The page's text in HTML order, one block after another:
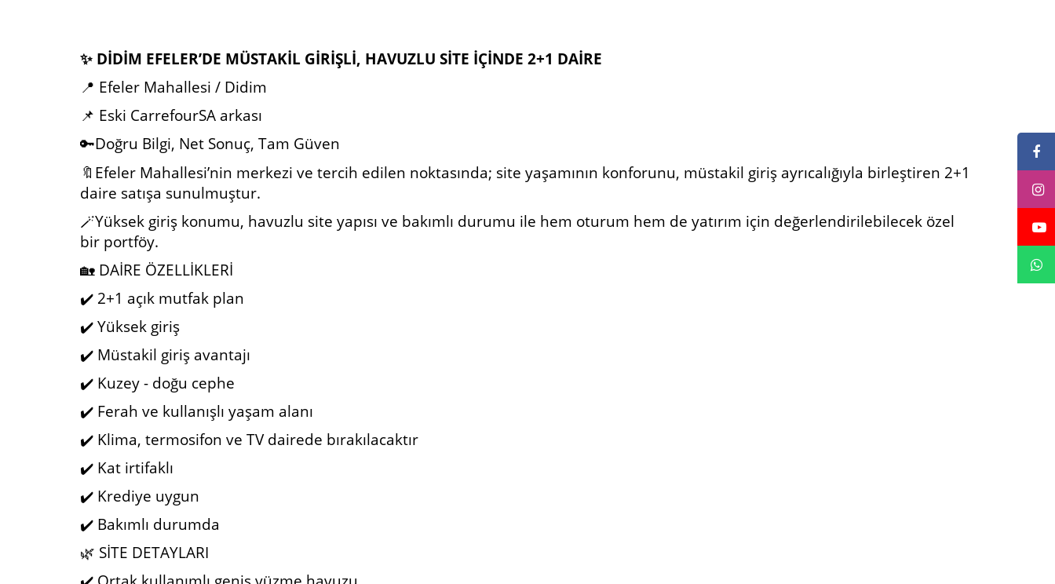
✨ DİDİM EFELER’DE MÜSTAKİL GİRİŞLİ, HAVUZLU SİTE İÇİNDE 2+1 DAİRE
📍 Efeler Mahallesi / Didim
📌 Eski CarrefourSA arkası
🔑Doğru Bilgi, Net Sonuç, Tam Güven
🔖Efeler Mahallesi’nin merkezi ve tercih edilen noktasında; site yaşamının konforunu, müstakil giriş ayrıcalığıyla birleştiren 2+1
daire satışa sunulmuştur.
🪄Yüksek giriş konumu, havuzlu site yapısı ve bakımlı durumu ile hem oturum hem de yatırım için değerlendirilebilecek özel
bir portföy.
🏡 DAİRE ÖZELLİKLERİ
✔️ 2+1 açık mutfak plan
✔️ Yüksek giriş
✔️ Müstakil giriş avantajı
✔️ Kuzey - doğu cephe
✔️ Ferah ve kullanışlı yaşam alanı
✔️ Klima, termosifon ve TV dairede bırakılacaktır
✔️ Kat irtifaklı
✔️ Krediye uygun
✔️ Bakımlı durumda
🌿 SİTE DETAYLARI